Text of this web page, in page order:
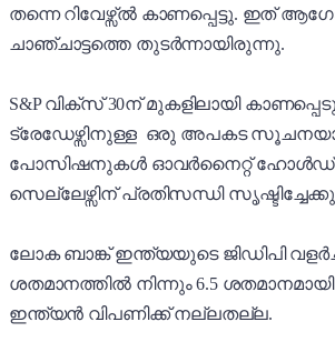
തന്നെ റിവേഴ്സ്ൽ കാണപ്പെട്ടു. ഇത്
ചാഞ്ചാട്ടത്തെ തുടർന്നായിരുന്നു.
S&P വിക്സ് 30ന് മുകളിലായി
ട്രേഡേഴ്സിനുള്ള ഒരു അപകട
പോസിഷനുകൾ ഓവർനൈറ്റ് ഹോൾഡ്
സെല്ലേഴ്സിന് പ്രതിസന്ധി
ലോക ബാങ്ക് ഇന്ത്യയുടെ ജിഡിപി
ശതമാനത്തിൽ നിന്നും 6.5
ഇന്ത്യൻ വിപണിക്ക് നല്ലതല്ല.